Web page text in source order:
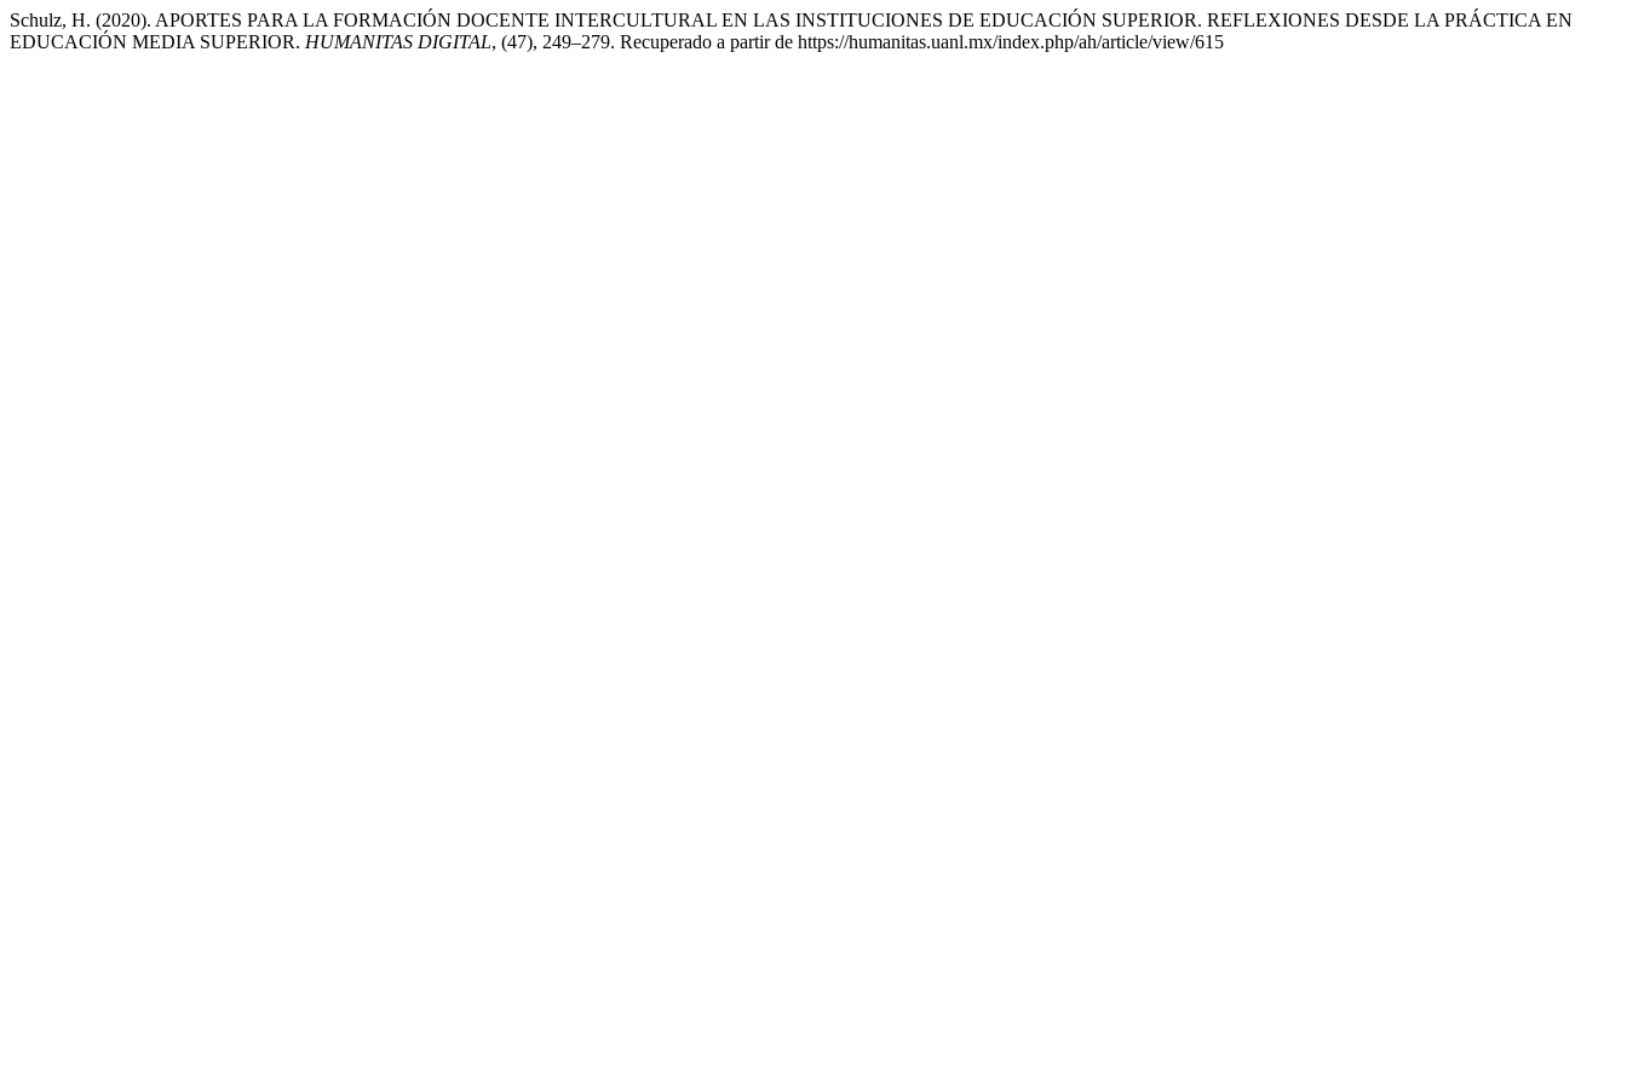
Schulz, H. (2020). APORTES PARA LA FORMACIÓN DOCENTE INTERCULTURAL EN LAS INSTITUCIONES DE EDUCACIÓN SUPERIOR. REFLEXIONES DESDE LA PRÁCTICA EN
EDUCACIÓN MEDIA SUPERIOR. HUMANITAS DIGITAL, (47), 249–279. Recuperado a partir de https://humanitas.uanl.mx/index.php/ah/article/view/615